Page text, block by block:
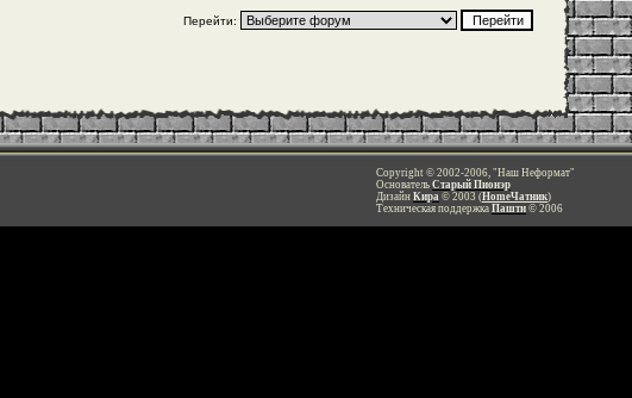
Перейти:
Copyright © 2002-2006, "Наш Неформат"
Основатель Старый Пионэр
Дизайн Кира © 2003 (HomeЧатник)
Техническая поддержка Пашти © 2006